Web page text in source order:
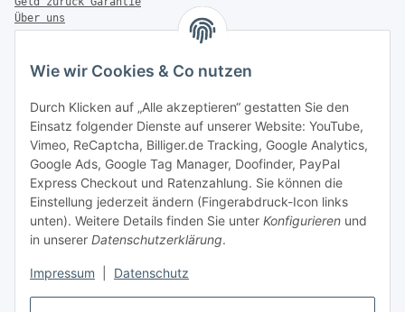
Wie wir Cookies & Co nutzen
Durch Klicken auf „Alle akzeptieren“ gestatten Sie den
Einsatz folgender Dienste auf unserer Website: YouTube,
Vimeo, ReCaptcha, Billiger.de Tracking, Google Analytics,
Google Ads, Google Tag Manager, Doofinder, PayPal
Express Checkout und Ratenzahlung. Sie können die
Einstellung jederzeit ändern (Fingerabdruck-Icon links
unten). Weitere Details finden Sie unter Konfigurieren und
in unserer Datenschutzerklärung.
Impressum Datenschutz
Über uns
FAQ
Zahlung & Versand
Versandinformationen
Sonstiges